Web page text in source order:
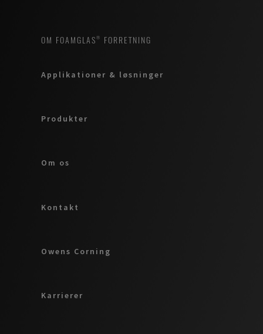
OM FOAMGLAS® FORRETNING
Applikationer & løsninger
Produkter
Om os
Kontakt
Owens Corning
Karrierer